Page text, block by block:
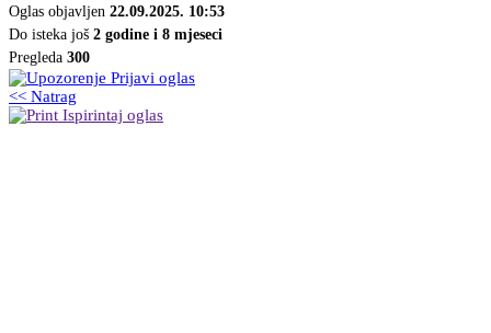
Oglas objavljen 22.09.2025. 10:53
Do isteka još 2 godine i 8 mjeseci
Pregleda 300
Prijavi oglas
<< Natrag
Ispirintaj oglas